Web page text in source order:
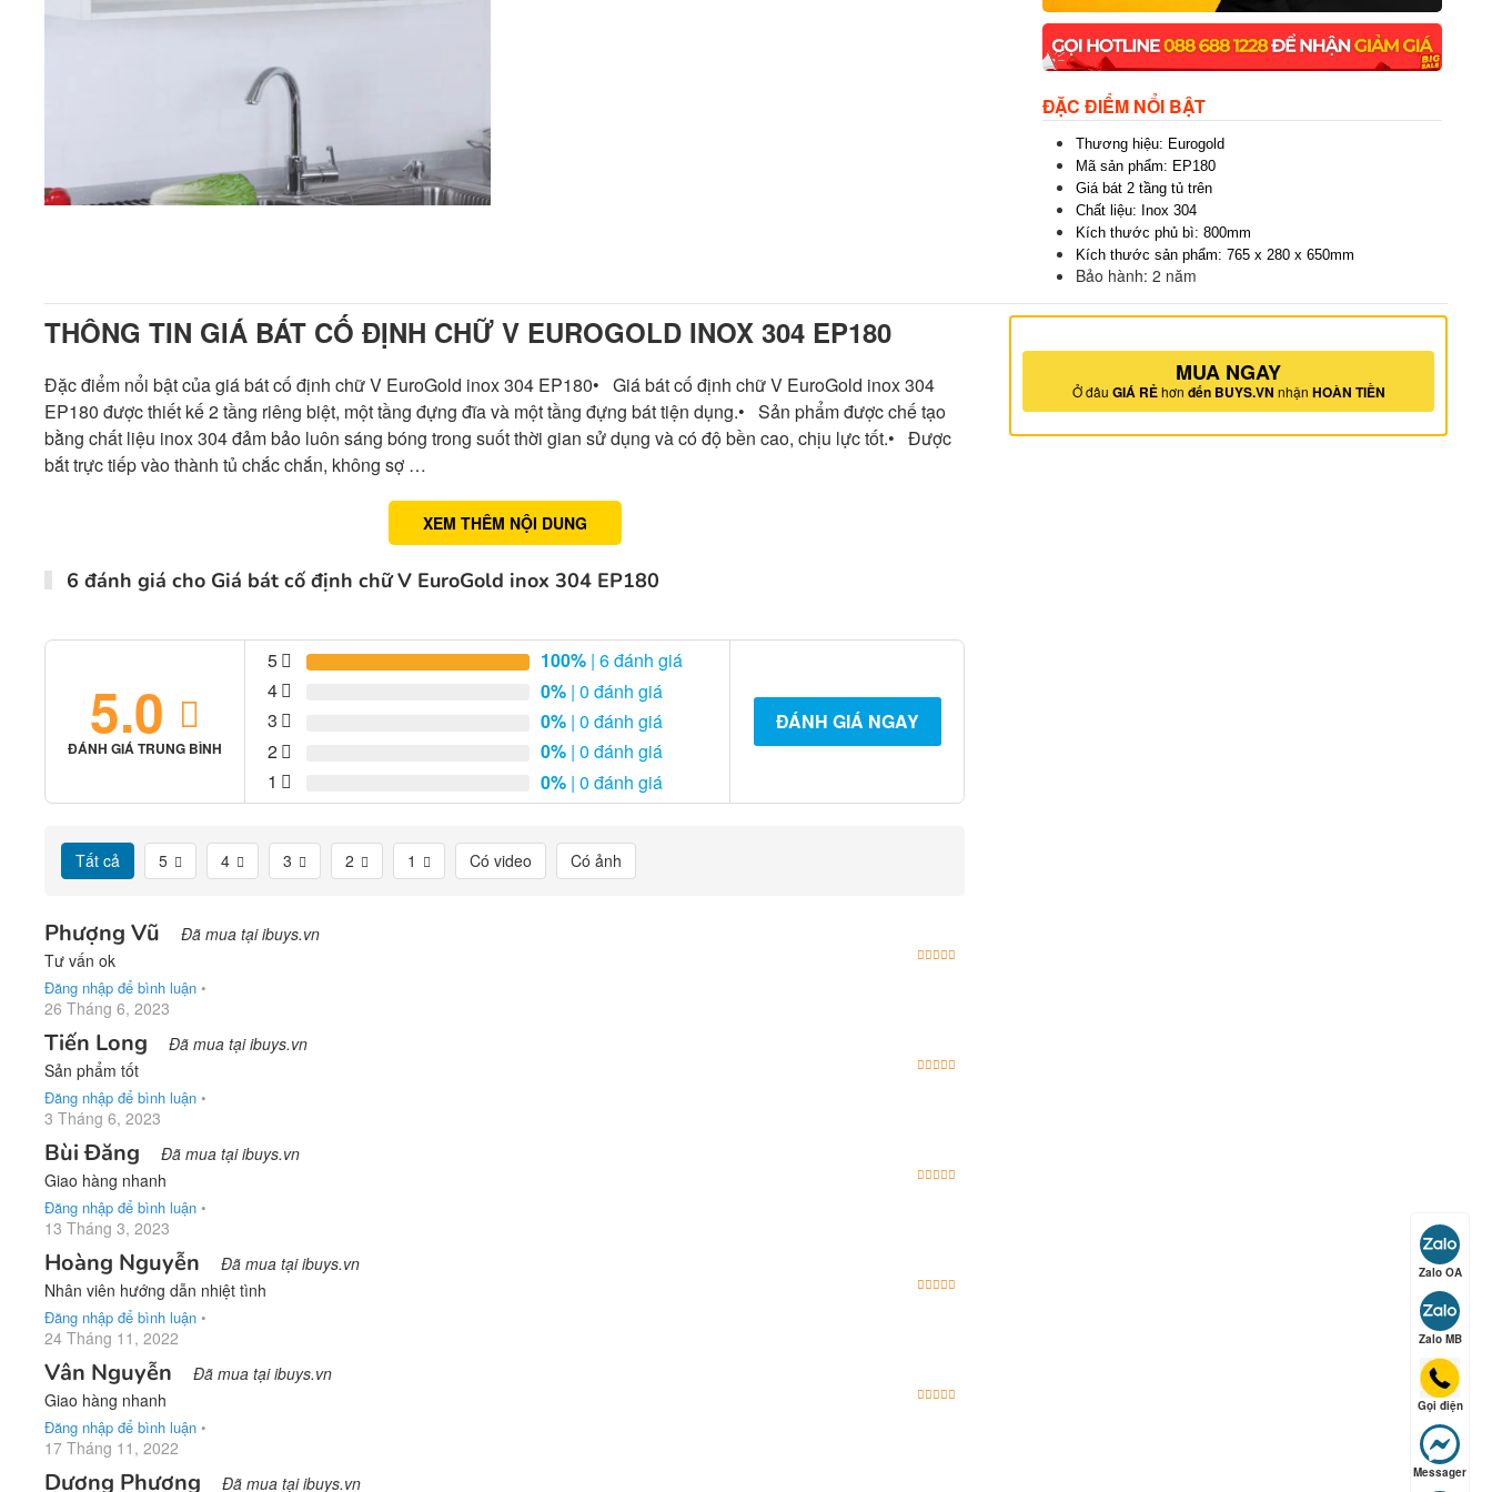
ĐẶC ĐIỂM NỔI BẬT
Thương hiệu: Eurogold
Mã sản phẩm: EP180
Giá bát 2 tầng tủ trên
Chất liệu: Inox 304
Kích thước phủ bì: 800mm
Kích thước sản phẩm: 765 x 280 x 650mm
Bảo hành: 2 năm
MUA NGAY
Ở đâu GIÁ RẺhơn đến BUYS.VN nhận HOÀN TIỀN
THÔNG TIN GIÁ BÁT CỐ ĐỊNH CHỮ V EUROGOLD INOX 304 EP180
Đặc điểm nổi bật của giá bát cố định chữ V EuroGold inox 304 EP180• Giá bát cố định chữ V EuroGold inox 304
EP180 được thiết kế 2 tầng riêng biệt, một tầng đựng đĩa và một tầng đựng bát tiện dụng.• Sản phẩm được chế tạo
bằng chất liệu inox 304 đảm bảo luôn sáng bóng trong suốt thời gian sử dụng và có độ bền cao, chịu lực tốt.• Được
bắt trực tiếp vào thành tủ chắc chắn, không sợ …
XEM THÊM NỘI DUNG
6 đánh giá cho Giá bát cố định chữ V EuroGold inox 304 EP180
5.0
ĐÁNH GIÁ TRUNG BÌNH
5 100% | 6 đánh giá
4
0% | 0 đánh giá
3
0% | 0 đánh giá
2
0% | 0 đánh giá
1
0% | 0 đánh giá
ĐÁNH GIÁ NGAY
Tất cả 5 4 3 2 1 Có video Có ảnh
Phượng Vũ Đã mua tại ibuys.vn
Tư vấn ok
Đăng nhập để bình luận •
26 Tháng 6, 2023
Tiến Long Đã mua tại ibuys.vn
Sản phẩm tốt
Đăng nhập để bình luận •
3 Tháng 6, 2023
Bùi Đăng Đã mua tại ibuys.vn
Giao hàng nhanh
Đăng nhập để bình luận •
13 Tháng 3, 2023
Hoàng Nguyễn Đã mua tại ibuys.vn
Nhân viên hướng dẫn nhiệt tình
Đăng nhập để bình luận •
24 Tháng 11, 2022
Vân Nguyễn Đã mua tại ibuys.vn
Giao hàng nhanh
Đăng nhập để bình luận •
17 Tháng 11, 2022
Dương Phương Đã mua tại ibuys.vn
Zalo OA
Zalo MB
Gọi điện
Messager